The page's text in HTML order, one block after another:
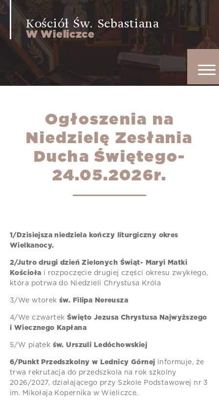
Kościół Św. Sebastiana
W Wieliczce
Ogłoszenia na
Niedzielę Zesłania
Ducha Świętego-
24.05.2026r.
1/Dzisiejsza niedziela kończy liturgiczny okres
Wielkanocy.
2/Jutro drugi dzień Zielonych Świąt- Maryi Matki
Kościoła i rozpoczęcie drugiej części okresu zwykłego,
która potrwa do Niedzieli Chrystusa Króla
3/We wtorekśw. Filipa Nereusza
4/We czwartek Święto Jezusa Chrystusa Najwyższego
i Wiecznego Kapłana
5/W piątek św. Urszuli Ledóchowskiej
6/Punkt Przedszkolny w Lednicy Górnej informuje, że
trwa rekrutacja do przedszkola na rok szkolny
2026/2027, działającego przy Szkole Podstawowej nr 3
im. Mikołaja Kopernika w Wieliczce.